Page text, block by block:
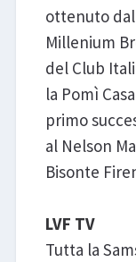
ottenuto
Millenium
del Club
la Pomì
primo
al Nelson
Bisonte
LVF TV
Tutta la